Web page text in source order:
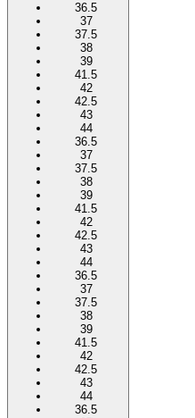
36.5
37
37.5
38
39
41.5
42
42.5
43
44
36.5
37
37.5
38
39
41.5
42
42.5
43
44
36.5
37
37.5
38
39
41.5
42
42.5
43
44
36.5